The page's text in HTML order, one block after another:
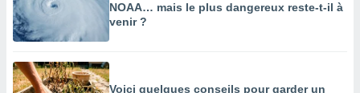
NOAA… mais le plus dangereux reste-t-il à
venir ?
Voici quelques conseils pour garder un